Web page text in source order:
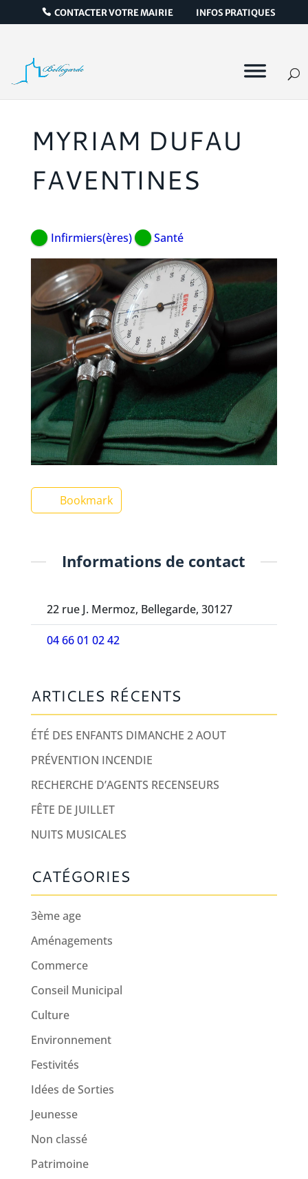
CONTACTER VOTRE MAIRIE INFOS PRATIQUES
MYRIAM DUFAU
FAVENTINES
Infirmiers(ères) Santé
Bookmark
Informations de contact
22 rue J. Mermoz, Bellegarde, 30127
04 66 01 02 42
ARTICLES RÉCENTS
ÉTÉ DES ENFANTS DIMANCHE 2 AOUT
PRÉVENTION INCENDIE
RECHERCHE D’AGENTS RECENSEURS
FÊTE DE JUILLET
NUITS MUSICALES
CATÉGORIES
3ème age
Aménagements
Commerce
Conseil Municipal
Culture
Environnement
Festivités
Idées de Sorties
Jeunesse
Non classé
Patrimoine